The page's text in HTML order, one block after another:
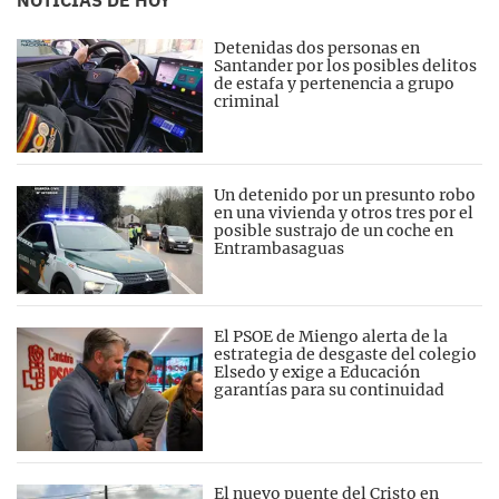
Detenidas dos personas en
Santander por los posibles delitos
de estafa y pertenencia a grupo
criminal
Un detenido por un presunto robo
en una vivienda y otros tres por el
posible sustrajo de un coche en
Entrambasaguas
El PSOE de Miengo alerta de la
estrategia de desgaste del colegio
Elsedo y exige a Educación
garantías para su continuidad
El nuevo puente del Cristo en